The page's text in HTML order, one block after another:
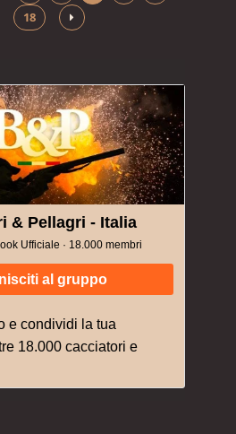
18
& Pellagri - Italia
Ufficiale · 18.000 membri
al gruppo
e condividi la tua
18.000 cacciatori e